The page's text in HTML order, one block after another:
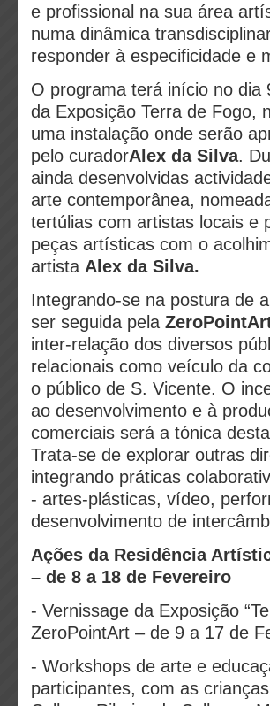
e profissional na sua área
numa dinâmica
responder à especificidade e
O programa terá início no dia
da Exposição Terra de Fogo,
uma instalação onde serão
pelo curadorAlex da Silva.
ainda desenvolvidas
arte contemporânea,
tertúlias com artistas locais e
peças artísticas com o
artista Alex da Silva.
Integrando-se na postura de
ser seguida pela
inter-relação dos diversos
relacionais como veículo da
o público de S. Vicente. O
ao desenvolvimento e à
comerciais será a tónica
Trata-se de explorar outras
integrando práticas
- artes-plásticas, vídeo,
desenvolvimento de
Ações da Residência
– de 8 a 18 de Fevereiro
- Vernissage da Exposição
ZeroPointArt – de 9 a 17 de
- Workshops de arte e
participantes, com as